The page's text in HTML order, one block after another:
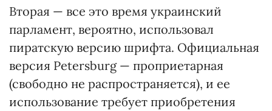
Вторая — все это время украинский
парламент, вероятно, использовал
пиратскую версию шрифта. Официальная
версия Petersburg — проприетарная
(свободно не распространяется), и ее
использование требует приобретения